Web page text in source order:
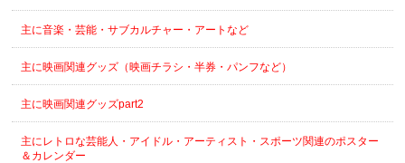
主に音楽・芸能・サブカルチャー・アートなど
主に映画関連グッズ（映画チラシ・半券・パンフなど）
主に映画関連グッズpart2
主にレトロな芸能人・アイドル・アーティスト・スポーツ関連のポスター
＆カレンダー